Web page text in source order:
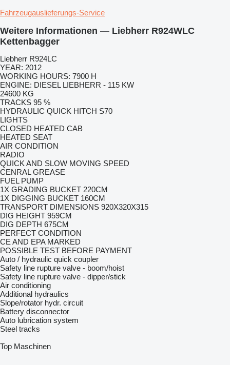
Fahrzeugauslieferungs-Service
Weitere Informationen — Liebherr R924WLC
Kettenbagger
Liebherr R924LC
YEAR: 2012
WORKING HOURS: 7900 H
ENGINE: DIESEL LIEBHERR - 115 KW
24600 KG
TRACKS 95 %
HYDRAULIC QUICK HITCH S70
LIGHTS
CLOSED HEATED CAB
HEATED SEAT
AIR CONDITION
RADIO
QUICK AND SLOW MOVING SPEED
CENRAL GREASE
FUEL PUMP
1X GRADING BUCKET 220CM
1X DIGGING BUCKET 160CM
TRANSPORT DIMENSIONS 920X320X315
DIG HEIGHT 959CM
DIG DEPTH 675CM
PERFECT CONDITION
CE AND EPA MARKED
POSSIBLE TEST BEFORE PAYMENT
Auto / hydraulic quick coupler
Safety line rupture valve - boom/hoist
Safety line rupture valve - dipper/stick
Air conditioning
Additional hydraulics
Slope/rotator hydr. circuit
Battery disconnector
Auto lubrication system
Steel tracks
Top Maschinen